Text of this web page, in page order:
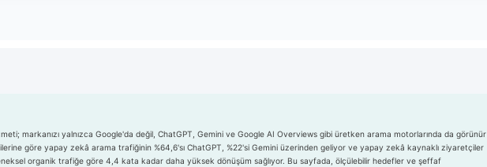
markanızı yalnızca Google'da değil, ChatGPT, Gemini ve Google AI Overviews gibi üretken arama motorlarında da görünür
göre yapay zekâ arama trafiğinin %64,6'sı ChatGPT, %22'si Gemini üzerinden geliyor ve yapay zekâ kaynaklı ziyaretçiler
organik trafiğe göre 4,4 kata kadar daha yüksek dönüşüm sağlıyor. Bu sayfada, ölçülebilir hedefler ve şeffaf